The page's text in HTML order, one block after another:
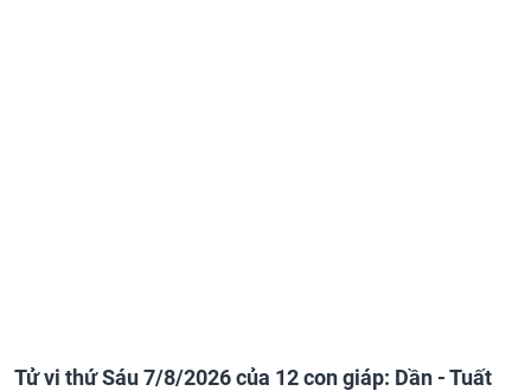
Tử vi thứ Sáu 7/8/2026 của 12 con giáp: Dần - Tuất